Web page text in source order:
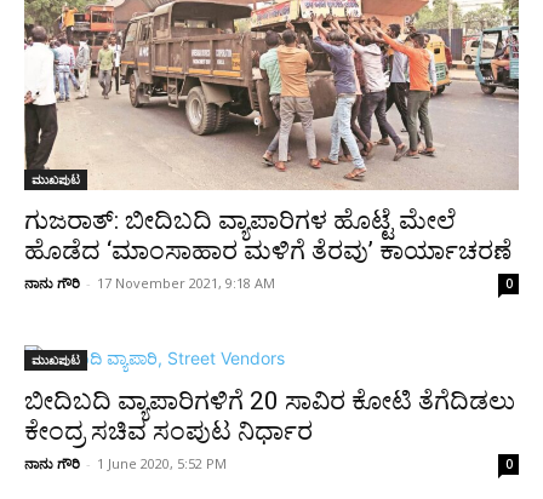
ಮುಖಪುಟ
ಗುಜರಾತ್‌: ಬೀದಿಬದಿ ವ್ಯಾಪಾರಿಗಳ ಹೊಟ್ಟೆ ಮೇಲೆ
ಹೊಡೆದ ‘ಮಾಂಸಾಹಾರ ಮಳಿಗೆ ತೆರವು’ ಕಾರ್ಯಾಚರಣೆ
ನಾನು ಗೌರಿ - 17 November 2021, 9:18 AM 0
ಮುಖಪುಟ
ಬೀದಿಬದಿ ವ್ಯಾಪಾರಿಗಳಿಗೆ 20 ಸಾವಿರ ಕೋಟಿ ತೆಗೆದಿಡಲು
ಕೇಂದ್ರ ಸಚಿವ ಸಂಪುಟ ನಿರ್ಧಾರ
ನಾನು ಗೌರಿ - 1 June 2020, 5:52 PM 0